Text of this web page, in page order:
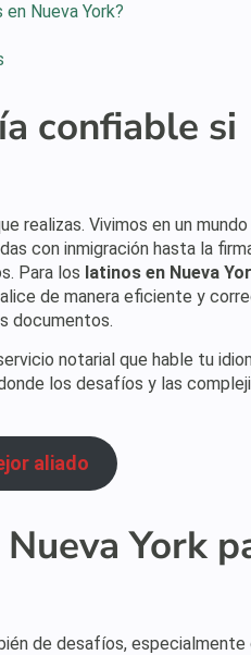
Nueva York?
confiable si
realizas. Vivimos en un
con inmigración hasta la
Para los latinos en Nueva
de manera eficiente y
documentos.
notarial que hable tu
los desafíos y las
aliado
York
de desafíos, especialmente